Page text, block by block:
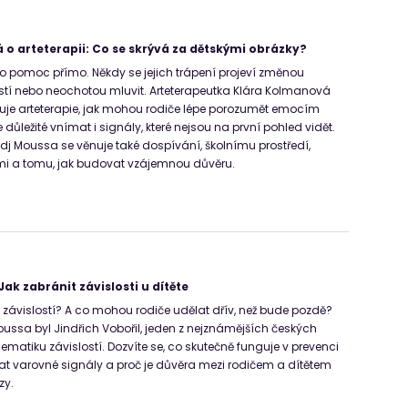
arteterapii: Co se skrývá za dětskými obrázky?
pomoc přímo. Někdy se jejich trápení projeví změnou
nebo neochotou mluvit. Arteterapeutka Klára Kolmanová
arteterapie, jak mohou rodiče lépe porozumět emocím
vnímat i signály, které nejsou na první pohled vidět.
Moussa se věnuje také dospívání, školnímu prostředí,
a tomu, jak budovat vzájemnou důvěru.
zabránit závislosti u dítěte
A co mohou rodiče udělat dřív, než bude pozdě?
byl Jindřich Vobořil, jeden z nejznámějších českých
závislostí. Dozvíte se, co skutečně funguje v prevenci
varovné signály a proč je důvěra mezi rodičem a dítětem